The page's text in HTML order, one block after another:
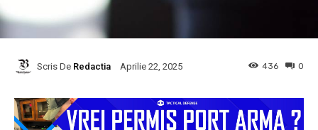
Scris De Redactia Aprilie 22, 2025 0
436